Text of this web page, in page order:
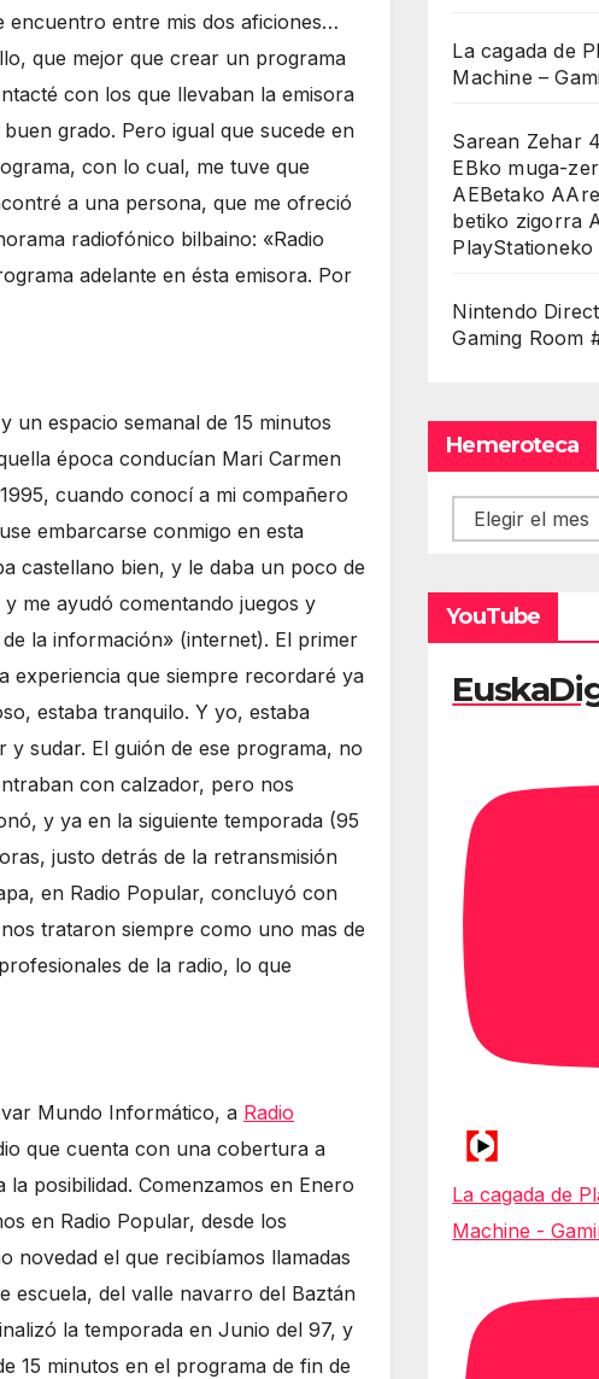
entre mis dos aficiones…
que mejor que crear un programa
con los que llevaban la emisora
grado. Pero igual que sucede en
con lo cual, me tuve que
a una persona, que me ofreció
radiofónico bilbaino: «Radio
adelante en ésta emisora. Por
espacio semanal de 15 minutos
época conducían Mari Carmen
cuando conocí a mi compañero
embarcarse conmigo en esta
castellano bien, y le daba un poco de
me ayudó comentando juegos y
la información» (internet). El primer
experiencia que siempre recordaré ya
estaba tranquilo. Y yo, estaba
sudar. El guión de ese programa, no
con calzador, pero nos
y ya en la siguiente temporada (95
justo detrás de la retransmisión
en Radio Popular, concluyó con
trataron siempre como uno mas de
de la radio, lo que
Mundo Informático, a Radio
que cuenta con una cobertura a
posibilidad. Comenzamos en Enero
en Radio Popular, desde los
novedad el que recibíamos llamadas
escuela, del valle navarro del Baztán
la temporada en Junio del 97, y
15 minutos en el programa de fin de
La cagada de
Machine –
Sarean Zehar
EBko muga-
AEBetako
betiko zigorra
Nintendo
Gaming Room
Hemeroteca
Hemeroteca
YouTube
La cagada de
Machine -